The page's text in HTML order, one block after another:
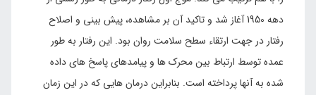
دهه 1950 آغاز شد و تاکید آن بر مشاهده، پیش بینی و اصلاح
رفتار در جهت ارتقاء سطح سلامت روان بود. این رفتار به طور
عمده توسط ارتباط بین محرک ها و پیامدهای پاسخ های داده
شده به آنها پرداخته است. بنابراین درمان هایی که در این زمان